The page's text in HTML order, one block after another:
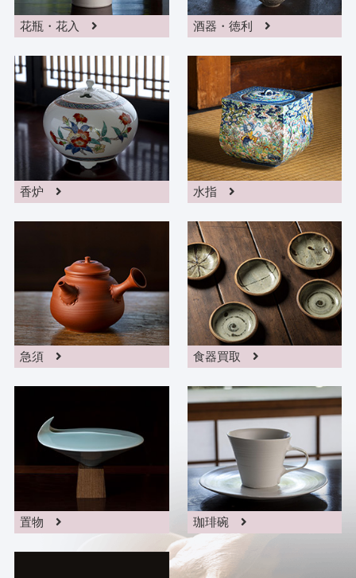
花瓶・花入 酒器・徳利
香炉 水指
急須 食器買取
置物 珈琲碗